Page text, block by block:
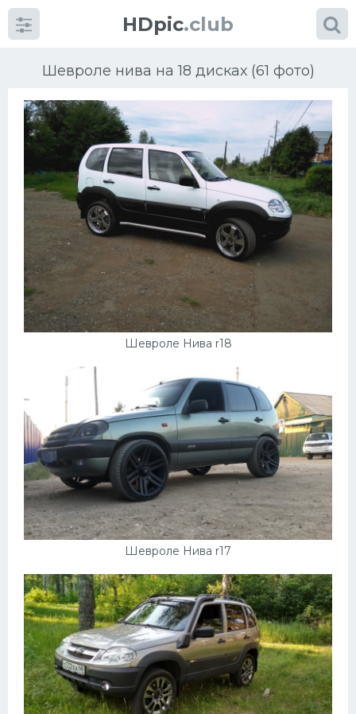
HDpic.club
Шевроле нива на 18 дисках (61 фото)
Шевроле Нива r18
Шевроле Нива r17
Категории
Разное
Автомобили
Красивые фото машин
УРАЛ
Ауди
Гараж
Русские авто
Вольво
БМВ
Сузуки
Мерседес
Фольксваген
Лексус
Дэу